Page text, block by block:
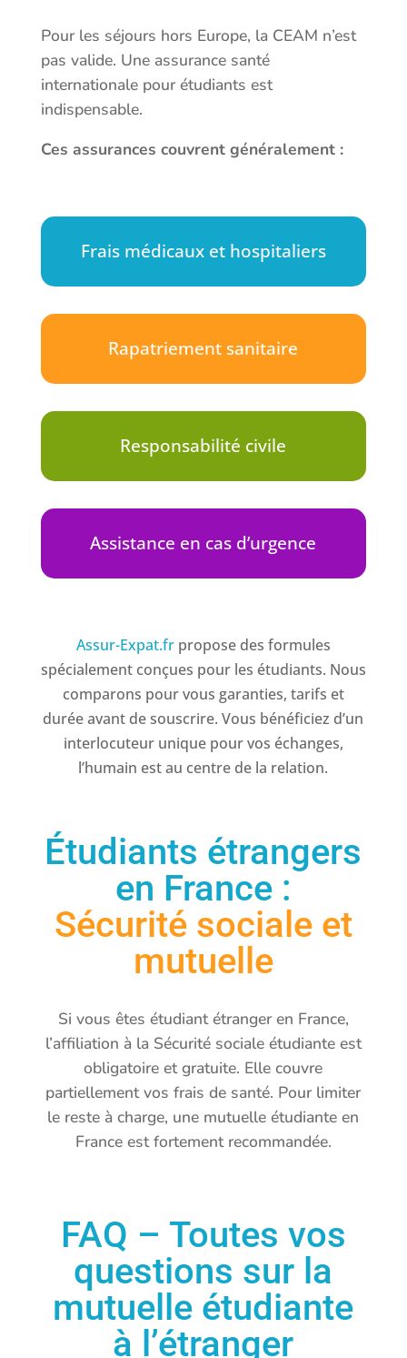
Pour les séjours hors Europe, la CEAM n’est
pas valide. Une assurance santé
internationale pour étudiants est
indispensable.
Ces assurances couvrent généralement :
Frais médicaux et hospitaliers
Rapatriement sanitaire
Responsabilité civile
Assistance en cas d’urgence
Assur-Expat.frpropose des formules
spécialement conçues pour les étudiants. Nous
comparons pour vous garanties, tarifs et
durée avant de souscrire. Vous bénéficiez d’un
interlocuteur unique pour vos échanges,
l’humain est au centre de la relation.
Étudiants étrangers
en France :
Sécurité sociale et
mutuelle
Si vous êtes étudiant étranger en France,
l’affiliation à la Sécurité sociale étudiante est
obligatoire et gratuite. Elle couvre
partiellement vos frais de santé. Pour limiter
le reste à charge, une mutuelle étudiante en
France est fortement recommandée.
FAQ – Toutes vos
questions sur la
mutuelle étudiante
à l’étranger